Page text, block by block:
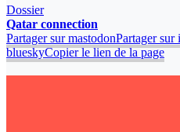
Dossier
Qatar connection
Partager sur mastodonPartager sur
blueskyCopier le lien de la page